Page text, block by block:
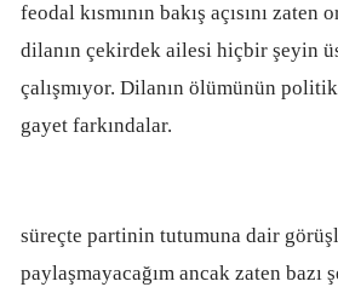
feodal kısmının bakış açısını
dilanın çekirdek ailesi hiçbir şeyin
çalışmıyor. Dilanın ölümünün
gayet farkındalar.
süreçte partinin tutumuna dair
paylaşmayacağım ancak zaten